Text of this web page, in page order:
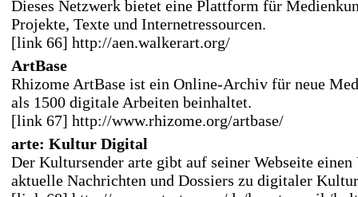
Dieses Netzwerk bietet eine Plattform für
Projekte, Texte und Internetressourcen.
[link 66] http://aen.walkerart.org/
ArtBase
Rhizome ArtBase ist ein Online-Archiv für neue
als 1500 digitale Arbeiten beinhaltet.
[link 67] http://www.rhizome.org/artbase/
arte: Kultur Digital
Der Kultursender arte gibt auf seiner Webseite
aktuelle Nachrichten und Dossiers zu digitaler